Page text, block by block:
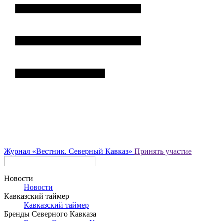
Журнал «Вестник. Северный Кавказ» Принять участие
Новости
Новости
Кавказский таймер
Кавказский таймер
Бренды Северного Кавказа